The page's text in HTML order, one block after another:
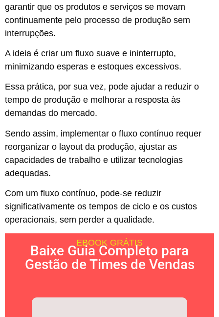
garantir que os produtos e serviços se movam
continuamente pelo processo de produção sem
interrupções.
A ideia é criar um fluxo suave e ininterrupto,
minimizando esperas e estoques excessivos.
Essa prática, por sua vez, pode ajudar a reduzir o
tempo de produção e melhorar a resposta às
demandas do mercado.
Sendo assim, implementar o fluxo contínuo requer
reorganizar o layout da produção, ajustar as
capacidades de trabalho e utilizar tecnologias
adequadas.
Com um fluxo contínuo, pode-se reduzir
significativamente os tempos de ciclo e os custos
operacionais, sem perder a qualidade.
EBOOK GRÁTIS
Baixe Guia Completo para
Gestão de Times de Vendas